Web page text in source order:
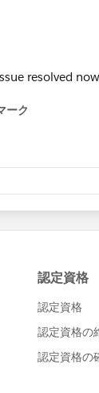
resolved
ーク